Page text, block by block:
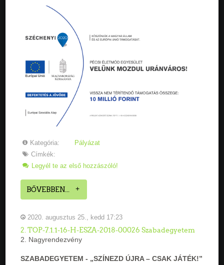
Kategória:
Pályázat
Címkék:
Legyél te az első hozzászóló!
BŐVEBBEN...
2020. augusztus 25., kedd 17:23
2. TOP-7.1.1-16-H-ESZA-2018-00026 Szabadegyetem
2. Nagyrendezvény
SZABADEGYETEM - „SZÍNEZD ÚJRA – CSAK JÁTÉK!”